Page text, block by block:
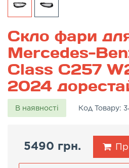
Скло фари
Mercedes-
Class C257
2024
В наявності Код Товару:
5490 грн.